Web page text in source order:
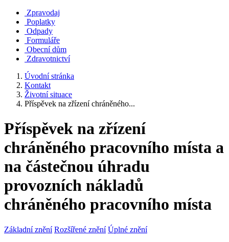
Zpravodaj
Poplatky
Odpady
Formuláře
Obecní dům
Zdravotnictví
Úvodní stránka
Kontakt
Životní situace
Příspěvek na zřízení chráněného...
Příspěvek na zřízení
chráněného pracovního místa a
na částečnou úhradu
provozních nákladů
chráněného pracovního místa
Základní znění Rozšířené znění Úplné znění